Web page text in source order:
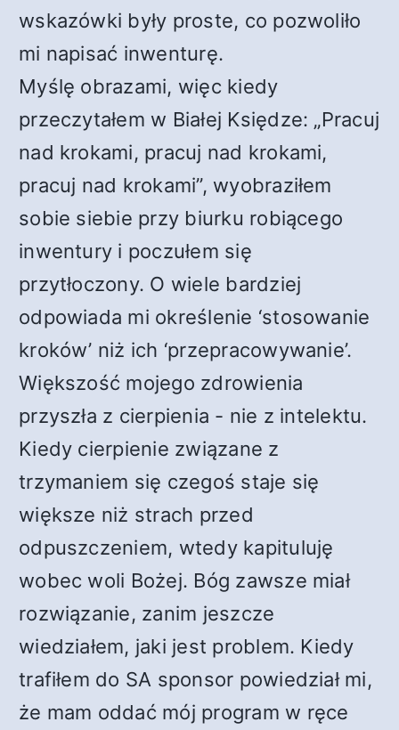
wskazówki były proste, co pozwoliło
mi napisać inwenturę.
Myślę obrazami, więc kiedy
przeczytałem w Białej Księdze: „Pracuj
nad krokami, pracuj nad krokami,
pracuj nad krokami”, wyobraziłem
sobie siebie przy biurku robiącego
inwentury i poczułem się
przytłoczony. O wiele bardziej
odpowiada mi określenie ‘stosowanie
kroków’ niż ich ‘przepracowywanie’.
Większość mojego zdrowienia
przyszła z cierpienia - nie z intelektu.
Kiedy cierpienie związane z
trzymaniem się czegoś staje się
większe niż strach przed
odpuszczeniem, wtedy kapituluję
wobec woli Bożej. Bóg zawsze miał
rozwiązanie, zanim jeszcze
wiedziałem, jaki jest problem. Kiedy
trafiłem do SA sponsor powiedział mi,
że mam oddać mój program w ręce